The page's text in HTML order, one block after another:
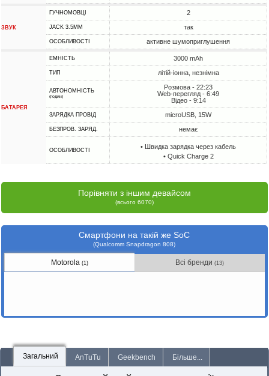
ЗВУК
ГУЧНОМОВЦІ 2
JACK 3.5MM так
ОСОБЛИВОСТІ активне шумоприглушення
БАТАРЕЯ
ЕМНІСТЬ 3000 mAh
ТИП літій-іонна, незнімна
АВТОНОМНІСТЬ
(годин)
Розмова - 22:23
Web-перегляд - 6:49
Відео - 9:14
ЗАРЯДКА ПРОВІД microUSB, 15W
БЕЗПРОВ. ЗАРЯД. немає
ОСОБЛИВОСТІ
• Швидка зарядка через кабель
• Quick Charge 2
Порівняти з іншим девайсом
(всього 6070)
Смартфони на такій же SoC
(Qualcomm Snapdragon 808)
Motorola (1) Всі бренди(13)
Загальний AnTuTu Geekbench Більше...